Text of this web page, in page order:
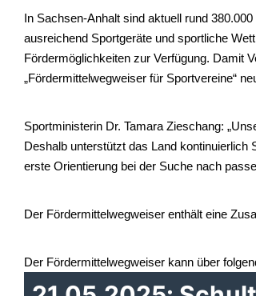
In Sachsen-Anhalt sind aktuell rund
ausreichend Sportgeräte und sportliche
Fördermöglichkeiten zur Verfügung. Damit
Fördermittelwegweiser für Sportvereine“
Sportministerin Dr. Tamara Zieschang:
Deshalb unterstützt das Land kontinuierlich
erste Orientierung bei der Suche nach
Der Fördermittelwegweiser enthält eine
Der Fördermittelwegweiser kann über